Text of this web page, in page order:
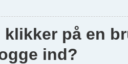
klikker på en
ind?